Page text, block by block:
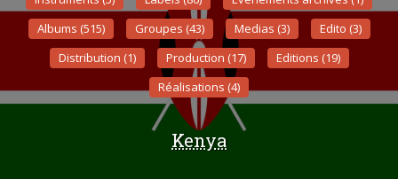
Albums (515)
Groupes (43) Medias (3)
Edito (3)
Distribution (1)
Production (17)
Editions (19)
Réalisations (4)
Kenya